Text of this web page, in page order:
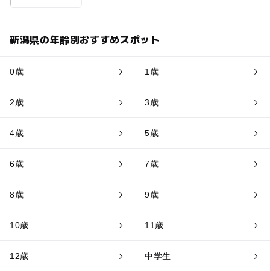
新潟県の年齢別おすすめスポット
0歳 1歳
2歳 3歳
4歳 5歳
6歳 7歳
8歳 9歳
10歳 11歳
12歳 中学生